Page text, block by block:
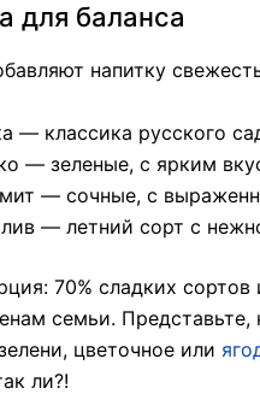
для баланса
напитку
— классика русского
— зеленые, с ярким
— сочные, с
— летний сорт с
70% сладких
семьи.
цветочное или
ли?!